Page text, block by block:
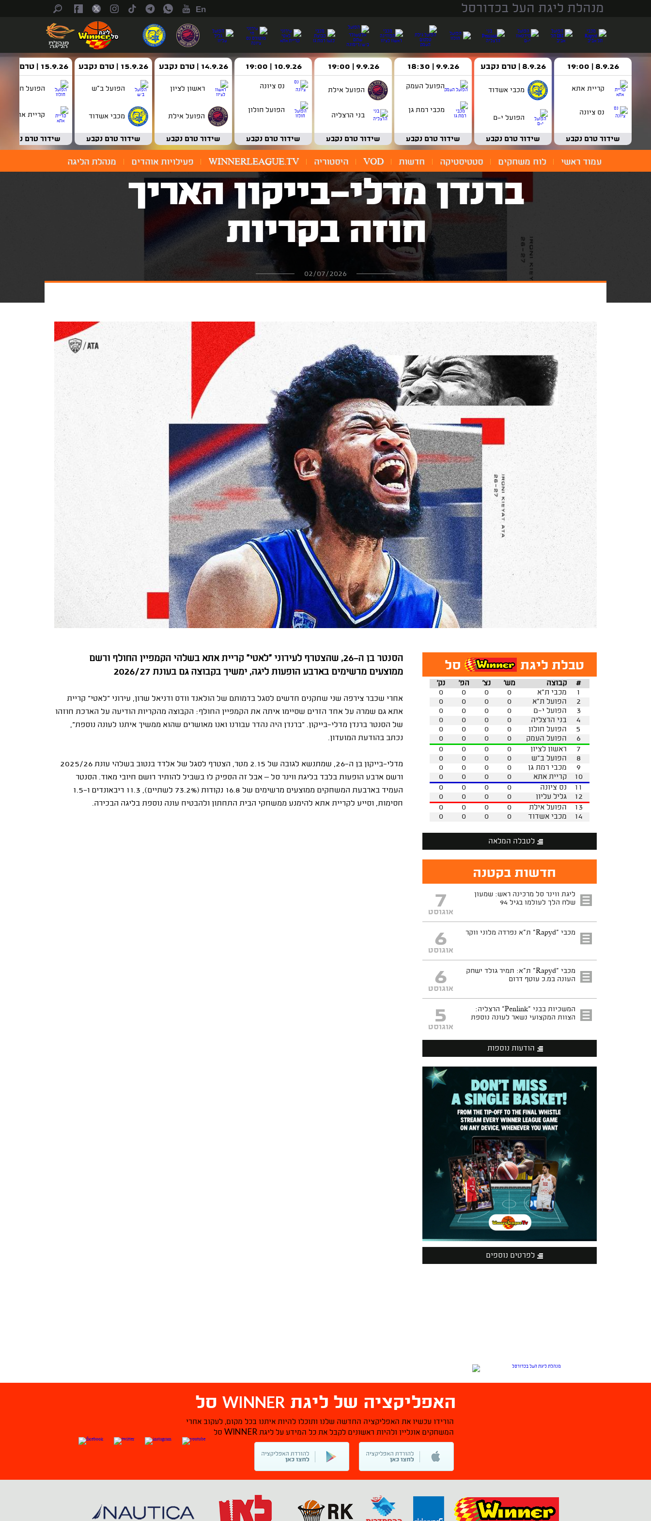
מנהלת ליגת העל בכדורסל En
8.9.26 | 19:00
קריית אתא
נס ציונה
שידור טרם נקבע
8.9.26 | טרם נקבע
מכבי אשדוד
הפועל י-ם
שידור טרם נקבע
9.9.26 | 18:30
הפועל העמק
מכבי רמת גן
שידור טרם נקבע
9.9.26 | 19:00
הפועל אילת
בני הרצליה
שידור טרם נקבע
10.9.26 | 19:00
נס ציונה
הפועל חולון
שידור טרם נקבע
14.9.26 | טרם נקבע
ראשון לציון
הפועל אילת
שידור טרם נקבע
15.9.26 | טרם נקבע
הפועל ב"ש
מכבי אשדוד
שידור טרם נקבע
15.9.26 | טרם נקבע
הפועל חולון
קריית אתא
שידור טרם נקבע
עמוד ראשי לוח משחקים סטטיסטיקה חדשות VOD היסטוריה WINNERLEAGUE.TV פעילויות אוהדים מנהלת הליגה
ברנדן מדלי-בייקון האריך
חוזה בקריות
02/07/2026
הסנטר בן ה-26, שהצטרף לעירוני "לאטי" קריית אתא בשלהי הקמפיין החולף ורשם
ממוצעים מרשימים בארבע הופעות ליגה, ימשיך בקבוצה גם בעונת 2026/27
אחרי שכבר צירפה שני שחקנים חדשים לסגל בדמותם של הולאנד וודס ודניאל שרון, עירוני "לאטי" קריית
אתא גם שמרה על אחד הזרים שסיימו איתה את הקמפיין החולף: הקבוצה מהקריות הודיעה על הארכת חוזהו
של הסנטר ברנדן מדלי-בייקון. "ברנדן היה נהדר עבורנו ואנו מאושרים שהוא ממשיך איתנו לעונה נוספת",
נכתב בהודעת המועדון.
מדלי-בייקון בן ה-26, שמתנשא לגובה של 2.15 מטר, הצטרף לסגל של אלדד בנטוב בשלהי עונת 2025/26
ורשם ארבע הופעות בלבד בליגת ווינר סל – אבל זה הספיק לו בשביל להותיר רושם חיובי מאוד. הסנטר
העמיד בארבעת המשחקים ממוצעים מרשימים של 16.8 נקודות (73.2% לשתיים), 11.3 ריבאונדים ו-1.5
חסימות, וסייע לקריית אתא להימנע ממשחקי הבית התחתון ולהבטיח עונה נוספת בליגה הבכירה.
טבלת ליגת סל
נק' הפ' נצ' מש' קבוצה
#
0
0 0 0 מכבי ת"א
1
0
0 0 0 הפועל ת"א
2
0
0 0 0 הפועל י-ם
3
0
0 0 0 בני הרצליה
4
0
0 0 0 הפועל חולון
5
0
0 0 0 הפועל העמק
6
0
0 0 0 ראשון לציון
7
0
0 0 0 הפועל ב"ש
8
0
0 0 0 מכבי רמת גן
9
0
0 0 0 קריית אתא
10
0
0 0 0 נס ציונה
11
0
0 0 0 גליל עליון
12
0
0 0 0 הפועל אילת
13
0
0 0 0 מכבי אשדוד 14
לטבלה המלאה
חדשות בקטנה
ליגת ווינר סל מרכינה ראש: שמעון
שלח הלך לעולמו בגיל 94
7
אוגוסט
מכבי "Rapyd" ת"א נפרדה מלוני ווקר 6
אוגוסט
מכבי "Rapyd" ת"א: תמיר גולד ישחק
העונה במ.כ עוטף דרום
6
אוגוסט
המשכיות בבני "Penlink" הרצליה:
הצוות המקצועי נשאר לעונה נוספת
5
אוגוסט
הודעות נוספות
לפרטים נוספים
האפליקציה של ליגת WINNER סל
הורידו עכשיו את האפליקציה החדשה שלנו ותוכלו להיות איתנו בכל מקום, לעקוב אחרי
המשחקים אונליין ולהיות ראשונים לקבל את כל המידע על ליגת WINNER סל